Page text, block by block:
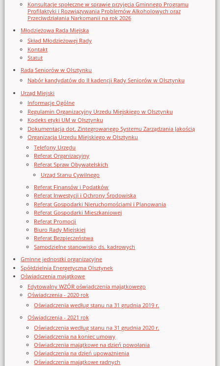
Konsultacje społeczne w sprawie przyjęcia Gminnego Programu
Profilaktyki i Rozwiązywania Problemów Alkoholowych oraz
Przeciwdziałania Narkomanii na rok 2026
Młodzieżowa Rada Miejska
Skład Młodzieżowej Rady
Kontakt
Statut
Rada Seniorów w Olsztynku
Nabór kandydatów do II kadencji Rady Seniorów w Olsztynku
Urząd Miejski
Informacje Ogólne
Regulamin Organizacyjny Urzedu Miejskiego w Olsztynku
Kodeks etyki UM w Olsztynku
Dokumentacja dot. Zintegrowanego Systemu Zarządzania Jakością
Organizacja Urzędu Miejskiego w Olsztynku
Telefony Urzędu
Referat Organizacyjny
Referat Spraw Obywatelskich
Urząd Stanu Cywilnego
Referat Finansów i Podatków
Referat Inwestycji i Ochrony Środowiska
Referat Gospodarki Nieruchomościami i Planowania
Referat Gospodarki Mieszkaniowej
Referat Promocji
Biuro Rady Miejskiej
Referat Bezpieczeństwa
Samodzielne stanowisko ds. kadrowych
Gminne jednostki organizacyjne
Spółdzielnia Energetyczna Olsztynek
Oświadczenia majątkowe
Edytowalny WZÓR oświadczenia majątkowego
Oświadczenia - 2020 rok
Oświadczenia według stanu na 31 grudnia 2019 r.
Oświadczenia - 2021 rok
Oświadczenia według stanu na 31 grudnia 2020 r.
Oświadczenia na koniec umowy
Oświadczenia majątkowe na dzień powołania
Oświadczenia na dzień upoważnienia
Oświadczenia majątkowe radnych